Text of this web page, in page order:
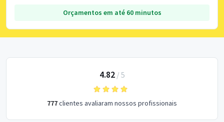
Orçamentos em até 60 minutos
4.82/ 5
777clientes avaliaram nossos profissionais